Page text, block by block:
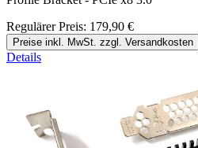
Regulärer Preis: 179,90 €
Preise inkl. MwSt. zzgl. Versandkosten
Details